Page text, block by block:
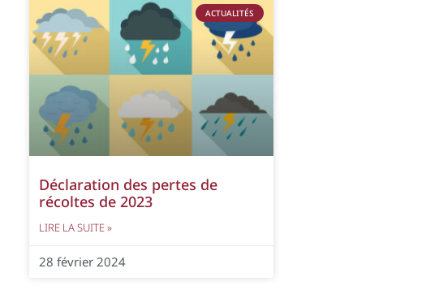
ACTUALITÉS
Déclaration des pertes de
récoltes de 2023
LIRE LA SUITE »
28 février 2024